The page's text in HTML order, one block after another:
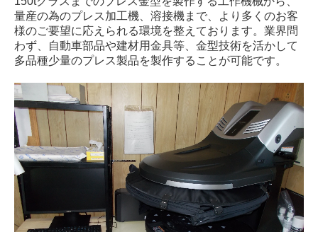
量産の為のプレス加工機、溶接機まで、より多くのお客
様のご要望に応えられる環境を整えております。 業界問
わず、自動車部品や建材用金具等、金型技術を活かして
多品種少量のプレス製品を製作することが可能です。